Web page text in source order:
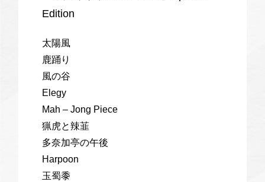
Edition
太陽風
鹿踊り
風の谷
Elegy
Mah – Jong Piece
猟虎と辣韮
多奈加亭の午後
Harpoon
玉蜀黍